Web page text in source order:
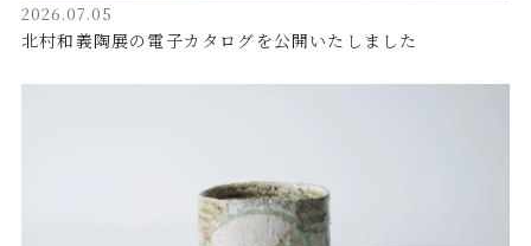
2026.07.05
北村和義陶展の電子カタログを公開いたしました